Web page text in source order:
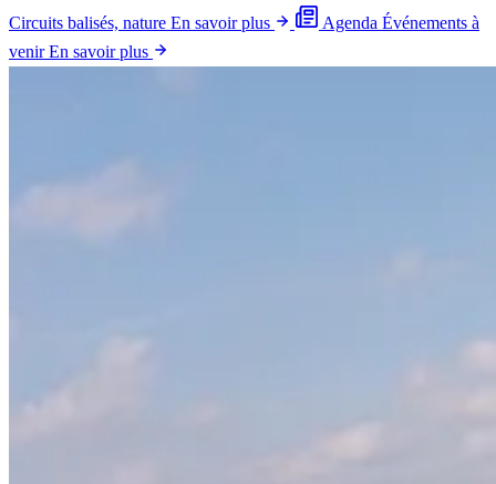
Circuits balisés, nature En savoir plus Agenda Événements à
venir En savoir plus